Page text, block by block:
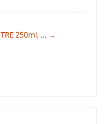
250ml, … →